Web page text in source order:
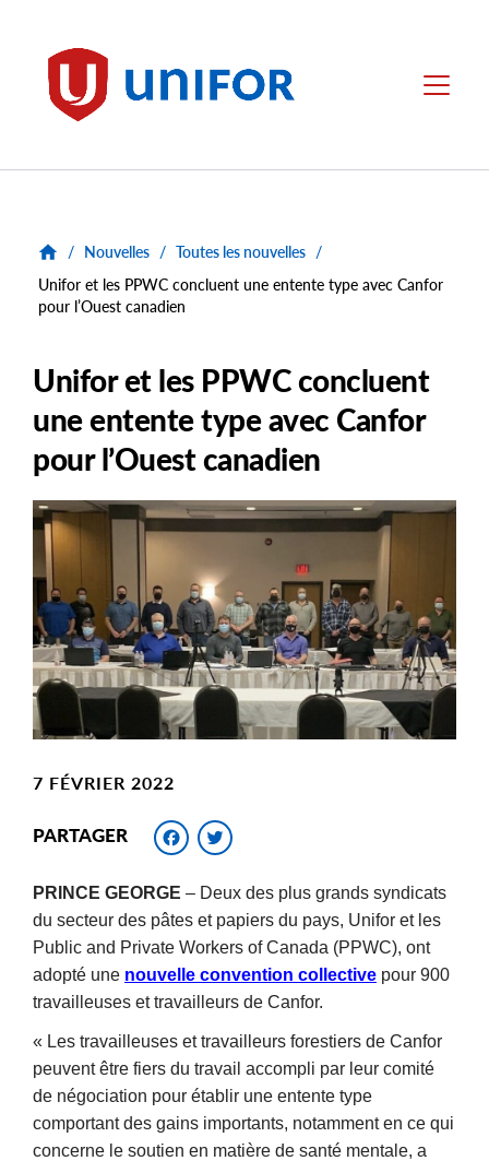
Unifor Menu
/ Nouvelles / Toutes les nouvelles /
Unifor et les PPWC concluent une entente type avec Canfor
pour l’Ouest canadien
Unifor et les PPWC concluent
une entente type avec Canfor
pour l’Ouest canadien
Main
Image
Image
7 FÉVRIER 2022
PARTAGER Facebook
PRINCE GEORGE – Deux des plus grands syndicats
du secteur des pâtes et papiers du pays, Unifor et les
Public and Private Workers of Canada (PPWC), ont
adopté une nouvelle convention collective pour 900
travailleuses et travailleurs de Canfor.
« Les travailleuses et travailleurs forestiers de Canfor
peuvent être fiers du travail accompli par leur comité
de négociation pour établir une entente type
comportant des gains importants, notamment en ce qui
concerne le soutien en matière de santé mentale, a